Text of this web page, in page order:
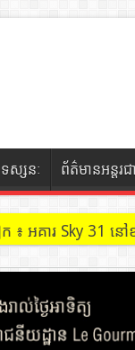
ទស្សនៈ ព័ត៌មានអន្តរជ
ក ៖ អគារ Sky 31